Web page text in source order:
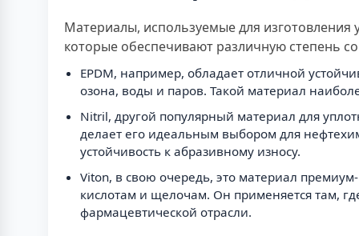
Материалы, используемые для
которые обеспечивают различную степень
EPDM, например, обладает отличной
озона, воды и паров. Такой материал
Nitril, другой популярный материал для
делает его идеальным выбором для
устойчивость к абразивному износу.
Viton, в свою очередь, это материал
кислотам и щелочам. Он применяется там,
фармацевтической отрасли.